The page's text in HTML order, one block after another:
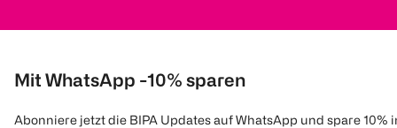
Mit WhatsApp -10% sparen
Abonniere jetzt die BIPA Updates auf WhatsApp und spare 10%